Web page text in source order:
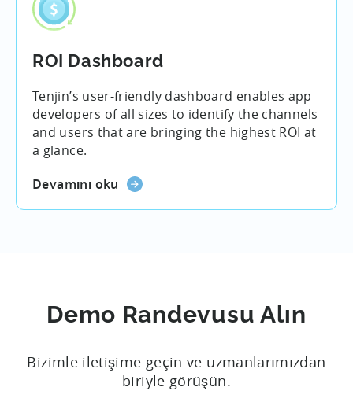
ROI Dashboard
Tenjin’s user-friendly dashboard enables app
developers of all sizes to identify the channels
and users that are bringing the highest ROI at
a glance.
Devamını oku
Demo Randevusu Alın
Bizimle iletişime geçin ve uzmanlarımızdan
biriyle görüşün.